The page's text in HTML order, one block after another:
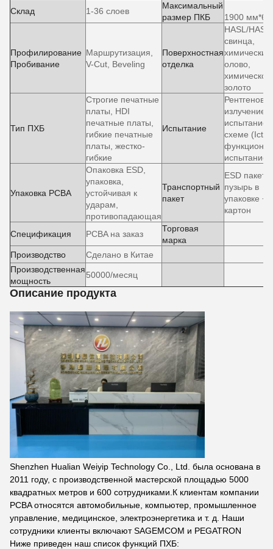
Склад
1-36 слоев
Максимальный
размер ПКБ
1900
Профилирование
Пробивание
Маршрутизация,
V-Cut, Beveling
Поверхностная
отделка
HASL/HASL
свинца,
химический
олово,
химическое
золото
Тип ПХБ
Строгие печатные
платы, HDI
печатные платы,
гибкие печатные
платы, жестко-
гибкие
Испытание
испытание
схеме (Ict),
испытание
Упаковка PCBA
Опаковка ESD,
упаковка,
устойчивая к
ударам,
противопадающая
Транспортный
пакет
ESD пакет +
пузырь в
упаковке +
картон
Спецификация PCBA на заказ
Торговая
марка
Производство
Сделано в Китае
Производственная
мощность
50000/месяц
Описание продукта
Shenzhen Hualian Weiyip Technology Co., Ltd. была основана в
2011 году, с производственной мастерской площадью 5000
квадратных метров и 600 сотрудниками.К клиентам компании
PCBA относятся автомобильные, компьютер, промышленное
управление, медицинское, электроэнергетика и т. д. Наши
сотрудники клиенты включают SAGEMCOM и PEGATRON
Ниже приведен наш список функций ПХБ: